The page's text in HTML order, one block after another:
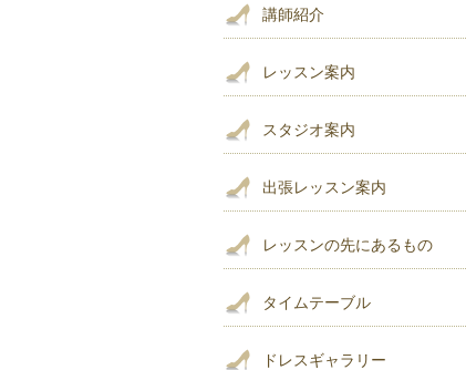
講師紹介
レッスン案内
スタジオ案内
出張レッスン案内
レッスンの先にあるもの
タイムテーブル
ドレスギャラリー